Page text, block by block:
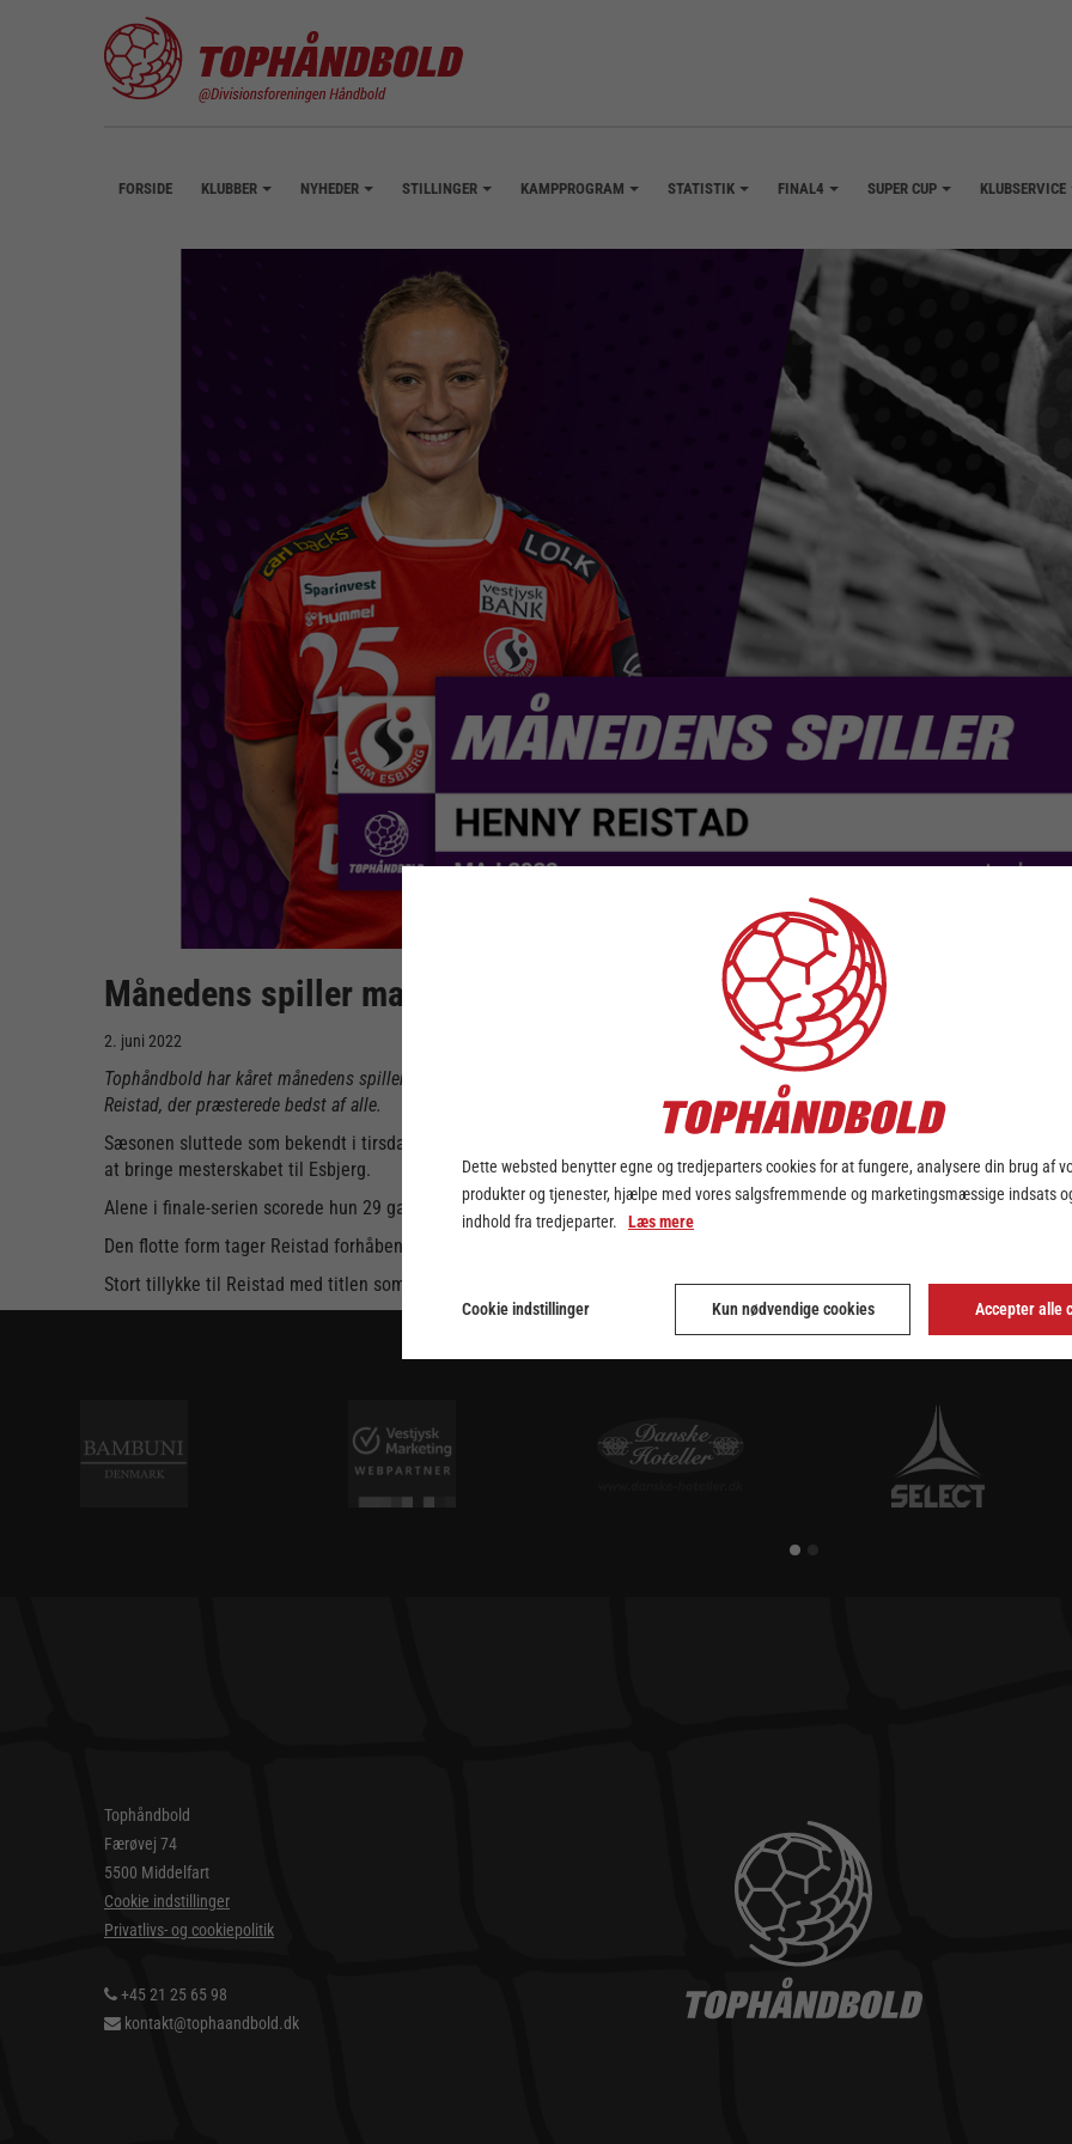
FORSIDE KLUBBER NYHEDER STILLINGER KAMPPROGRAM STATISTIK FINAL4 SUPER CUP KLUBSERVICE
Månedens spiller maj i Bambusa Kvindeligaen
2. juni 2022
Tophåndbold har kåret månedens spiller i maj i Bambusa Kvindeligaen baseret på MEP-pointsystemet (Most Effective Player),
Reistad, der præsterede bedst af alle.
Sæsonen sluttede som bekendt i tirsdags, da Odense Håndbold for næsen af netop Team Esbjerg og Reistad snuppede
at bringe mesterskabet til Esbjerg.
Alene i finale-serien scorede hun 29 gange og leverede 14 assists, mens det samlet over 6 kampe i maj blev til 53 mål
Den flotte form tager Reistad forhåbentlig med sig til weekenden, hvor Team Esbjerg deltager i Champions League Final4.
Stort tillykke til Reistad med titlen som månedens spiller i maj i Bambusa Kvindeligaen!
Tophåndbold
Færøvej 74
5500 Middelfart
Cookie indstillinger
Privatlivs- og cookiepolitik
+45 21 25 65 98
kontakt@tophaandbold.dk
Dette websted benytter egne og tredjeparters cookies for at fungere, analysere din brug af
produkter og tjenester, hjælpe med vores salgsfremmende og marketingsmæssige indsats
indhold fra tredjeparter. Læs mere
Cookie indstillinger Kun nødvendige cookies Accepter alle